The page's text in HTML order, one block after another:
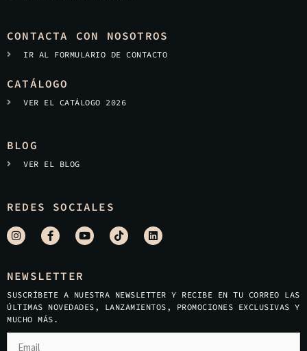
CONTACTA CON NOSOTROS
IR AL FORMULARIO DE CONTACTO
CATÁLOGO
VER EL CATÁLOGO 2026
BLOG
VER EL BLOG
REDES SOCIALES
NEWSLETTER
SUSCRÍBETE A NUESTRA NEWSLETTER Y RECIBE EN TU CORREO LAS
ÚLTIMAS NOVEDADES, LANZAMIENTOS, PROMOCIONES EXCLUSIVAS Y
MUCHO MÁS.